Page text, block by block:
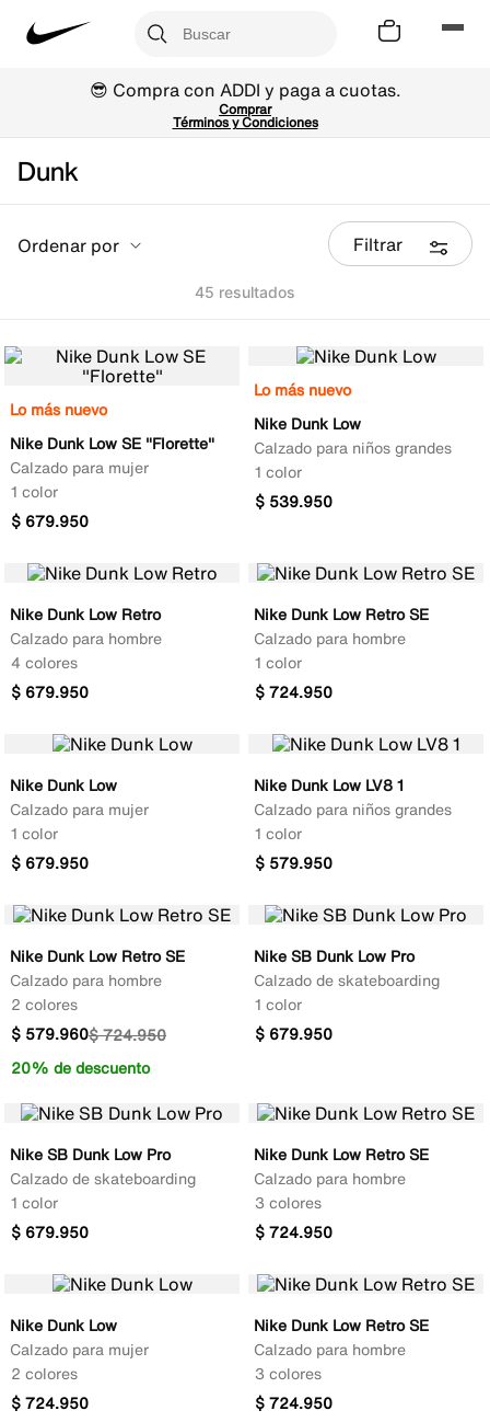
😎 Compra con ADDI y paga a cuotas.
Comprar
Términos y Condiciones
Dunk
Ordenar por Filtrar
45
Lo más nuevo
Nike Dunk Low SE "Florette"
Calzado para mujer
1 color
$ 679.950
Lo más nuevo
Nike Dunk Low
Calzado para niños grandes
1 color
$ 539.950
Nike Dunk Low Retro
Calzado para hombre
4 colores
$ 679.950
Nike Dunk Low Retro SE
Calzado para hombre
1 color
$724.950
Nike Dunk Low
Calzado para mujer
1 color
$ 679.950
Nike Dunk Low LV8 1
Calzado para niños grandes
1 color
$ 579.950
Nike Dunk Low Retro SE
Calzado para hombre
2 colores
$724.950
$ 579.960
20% de descuento
Nike SB Dunk Low Pro
Calzado de skateboarding
1 color
$ 679.950
Nike SB Dunk Low Pro
Calzado de skateboarding
1 color
$ 679.950
Nike Dunk Low Retro SE
Calzado para hombre
3 colores
$724.950
Nike Dunk Low
Calzado para mujer
2 colores
$724.950
Nike Dunk Low Retro SE
Calzado para hombre
3 colores
$724.950